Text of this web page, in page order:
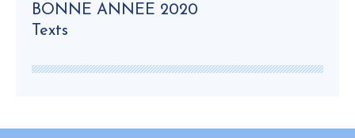
BONNE ANNEE 2020
Texts